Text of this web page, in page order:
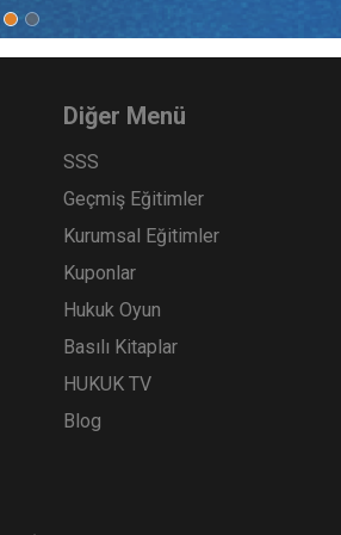
Çocuk Hukuku - IV. Medeni
Kongresi - V. Oturum
360
TL
Tüketici Hukuku Enstitüsü
Diğer Menü
SSS
Geçmiş Eğitimler
Kurumsal Eğitimler
Kuponlar
Hukuk Oyun
Basılı Kitaplar
HUKUK TV
Blog